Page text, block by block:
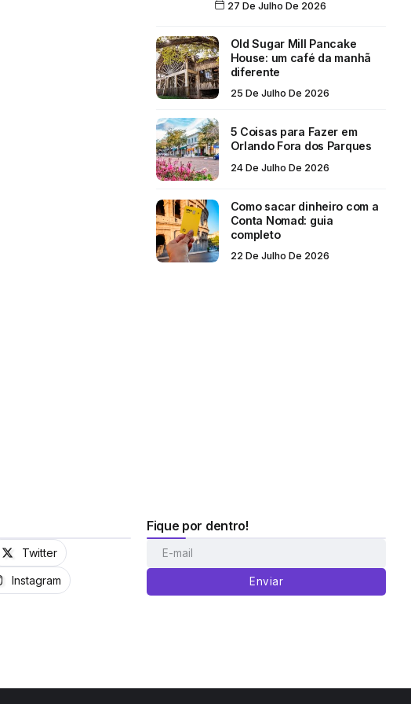
27 De Julho De 2026
Old Sugar Mill Pancake
House: um café da manhã
diferente
25 De Julho De 2026
5 Coisas para Fazer em
Orlando Fora dos Parques
24 De Julho De 2026
Como sacar dinheiro com a
Conta Nomad: guia
completo
22 De Julho De 2026
Twitter
Instagram
Fique por dentro!
Enviar